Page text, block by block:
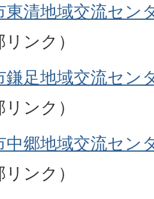
東清地域交流セン
リンク）
鎌足地域交流セン
リンク）
中郷地域交流セン
リンク）